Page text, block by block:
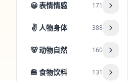
😀表情情感 171
✌️ 人物身体 388
🐻动物自然 160
🍔 食物饮料 131